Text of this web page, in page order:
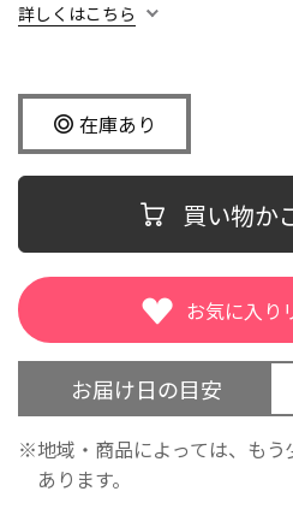
詳しくはこちら
在庫あり
買い物か
お届け日の目安
地域・商品によっては、も
あります。